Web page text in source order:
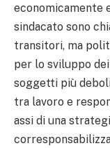
economicamente
sindacato sono
transitori, ma
per lo sviluppo
soggetti più
tra lavoro e
assi di una